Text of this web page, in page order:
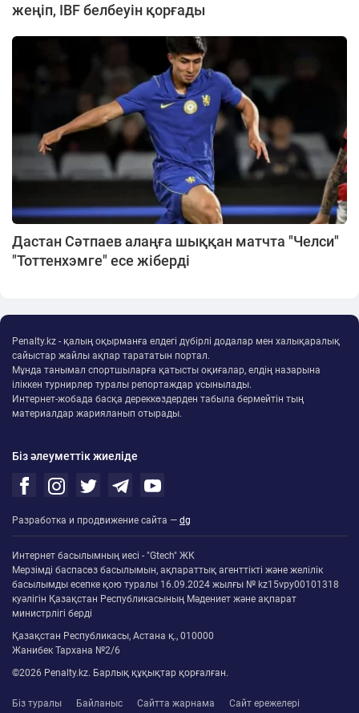
жеңіп, IBF белбеуін қорғады
Дастан Сәтпаев алаңға шыққан матчта "Челси"
"Тоттенхэмге" есе жіберді
Penalty.kz - қалың оқырманға елдегі дүбірлі додалар мен халықаралық
сайыстар жайлы ақпар тарататын портал.
Мұнда танымал спортшыларға қатысты оқиғалар, елдің назарына
іліккен турнирлер туралы репортаждар ұсынылады.
Интернет-жобада басқа дереккөздерден табыла бермейтін тың
материалдар жарияланып отырады.
Біз әлеуметтік жиеліде
Разработка и продвижение сайта — dg
Интернет басылымның иесі - "Gtech" ЖК
Мерзімді баспасөз басылымын, ақпараттық агенттікті және желілік
басылымды есепке қою туралы 16.09.2024 жылғы № kz15vpy00101318
куәлігін Қазақстан Республикасының Мәдениет және ақпарат
министрлігі берді
Қазақстан Республикасы, Астана қ., 010000
Жанибек Тархана №2/6
©2026 Penalty.kz. Барлық құқықтар қорғалған.
Біз туралы Байланыс Сайтта жарнама Сайт ережелері